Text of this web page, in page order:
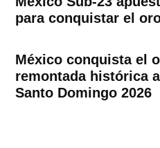
para conquistar el
México conquista el
remontada histórica
Santo Domingo 2026